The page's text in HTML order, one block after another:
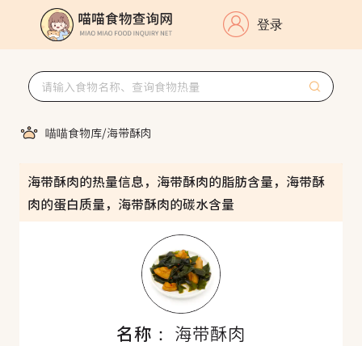
登录
喵喵食物库/海带酥肉
海带酥肉的热量信息，海带酥肉的脂肪含量，海带酥
肉的蛋白质量，海带酥肉的碳水含量
名称： 海带酥肉